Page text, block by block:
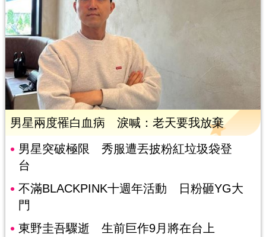
男星兩度罹白血病 淚喊：老天要我放棄
男星突破極限 秀服遭丟披粉紅垃圾袋登
台
不滿BLACKPINK十週年活動 日粉砸YG大
門
東野圭吾驟逝 生前巨作9月將在台上